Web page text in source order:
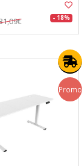
- 18%
Promo